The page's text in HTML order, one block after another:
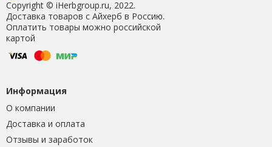
Copyright © iHerbgroup.ru, 2022.
Доставка товаров с Айхерб в Россию.
Оплатить товары можно российской
картой
Информация
О компании
Доставка и оплата
Отзывы и заработок